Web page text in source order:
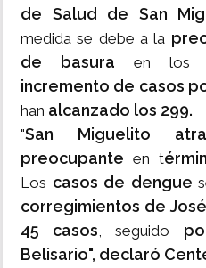
de Salud de San
medida se debe a la
de basura en los
incremento de casos
han alcanzado los 299.
"San Miguelito
preocupante en t
Los casos de dengue
corregimientos de
45 casos, seguido
Belisario", declaró